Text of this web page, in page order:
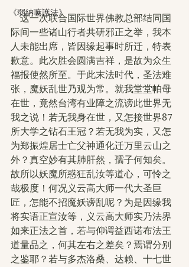
《弱納嘛護法》
这一次联合国际世界佛教总部结同国
际间一些诸山行者共研邪正之举，我本
人未能出席，皆因缘起事时所迁，特表
歉意。此次胜会圆满吉祥，是故为众生
福报使然所至。于此末法时代，圣法难
张，魔妖乱世乃观为常。就我堂堂帕母
在世，竟然台湾有业障之流谤此世界无
我之说！若无我身在世，又怎接世界87
所大学之钻石王冠？若无我为实，又怎
为郑振煌居士亡父神通化迁万里云山之
外？真空妙有其肺肝然，孺子何知矣。
故所以妖魔所惑狂乱汝等道心，可怜之
哉极度！何况义云高大师一代大圣巨
匠，怎能不招魔妖谤乱呢？为是因缘我
将实语正宣汝等，义云高大师实乃法界
如来正法之首，若与仰谔益西诺布法王
道量品之，何其左右之差矣？焉谓分别
之鉴耶？若与多杰洛桑、达赖、十七世